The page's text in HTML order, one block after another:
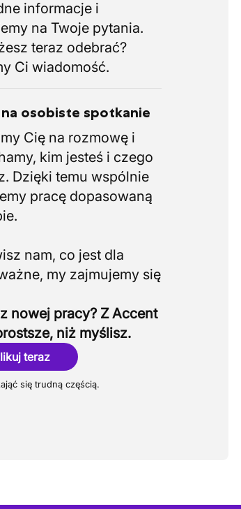
informacje i
na Twoje pytania.
teraz odebrać?
Ci wiadomość.
na osobiste spotkanie
Cię na rozmowę i
kim jesteś i czego
Dzięki temu wspólnie
pracę dopasowaną
nam, co jest dla
my zajmujemy się
nowej pracy? Z Accent
niż myślisz.
teraz
się trudną częścią.